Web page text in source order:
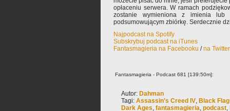
opłaceniu serwera. W ramach
zostanie wymieniona z imienia lub
podsumowującym zbiórkę. Serdecznie
Najpodcast na Spotify
Subskrybuj podcast na iTunes
Fantasmagieria na Facebooku /na
Fantasmagieria - Podcast 681 [139:50m]:
Autor: Dahman
Tagi: Assassin's Creed IV, Black
Dark Ages, fantasmagieria, podcast,